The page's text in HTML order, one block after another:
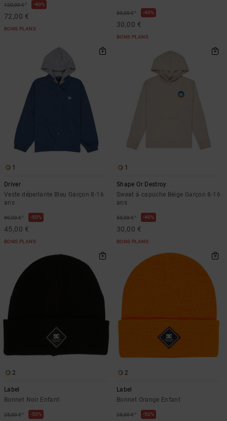
120,00 €* 40%
72,00 €
BONS PLANS
50,00 €* 40%
30,00 €
BONS PLANS
1
Driver
Veste déperlante Bleu Garçon 8-16
ans
90,00 €* 50%
45,00 €
BONS PLANS
1
Shape Or Destroy
Sweat à capuche Beige Garçon 8-16
ans
50,00 €* 40%
30,00 €
BONS PLANS
2
Label
Bonnet Noir Enfant
25,00 €* 50%
2
Label
Bonnet Orange Enfant
25,00 €* 50%